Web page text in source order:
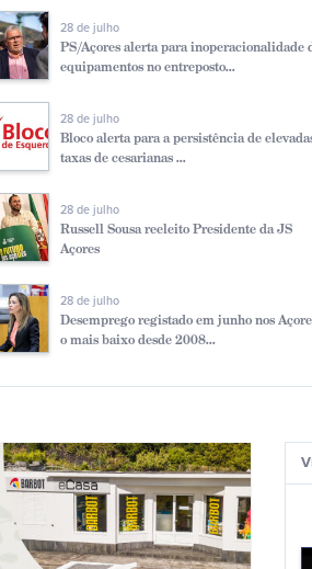
28 de julho
PS/Açores alerta para inoperacionalidade
equipamentos no entreposto...
28 de julho
Bloco alerta para a persistência de
taxas de cesarianas ...
28 de julho
Russell Sousa reeleito Presidente da JS
Açores
28 de julho
Desemprego registado em junho nos
o mais baixo desde 2008...